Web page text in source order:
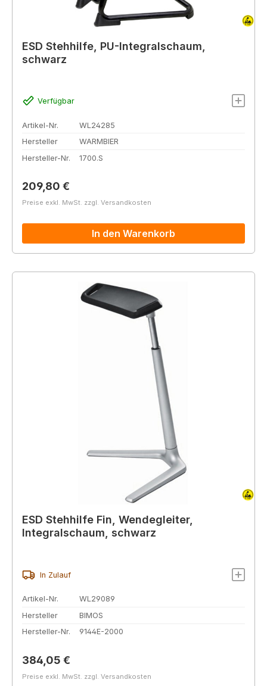
ESD Stehhilfe, PU-Integralschaum,
schwarz
Verfügbar
Artikel-Nr.
WL24285
Hersteller
WARMBIER
Hersteller-Nr.
1700.S
Regulärer Preis:
209,80 €
Preise exkl. MwSt. zzgl. Versandkosten
In den Warenkorb
ESD Stehhilfe Fin, Wendegleiter,
Integralschaum, schwarz
In Zulauf
Artikel-Nr.
WL29089
Hersteller
BIMOS
Hersteller-Nr.
9144E-2000
Regulärer Preis:
384,05 €
Preise exkl. MwSt. zzgl. Versandkosten